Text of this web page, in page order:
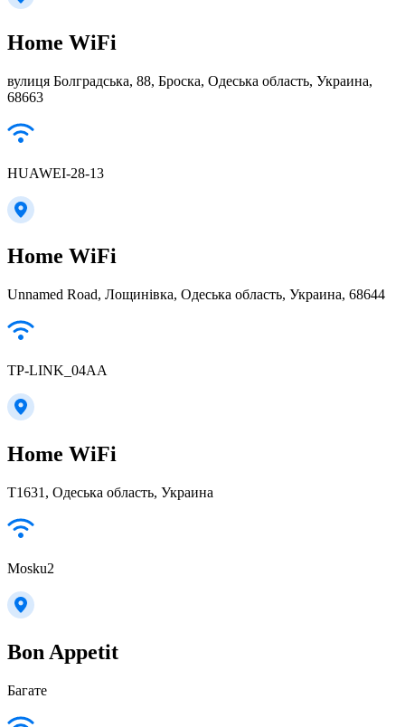
Home WiFi
вулиця Болградська, 88, Броска, Одеська область, Украина,
68663
HUAWEI-28-13
Home WiFi
Unnamed Road, Лощинівка, Одеська область, Украина, 68644
TP-LINK_04AA
Home WiFi
T1631, Одеська область, Украина
Mosku2
Bon Appetit
Багате